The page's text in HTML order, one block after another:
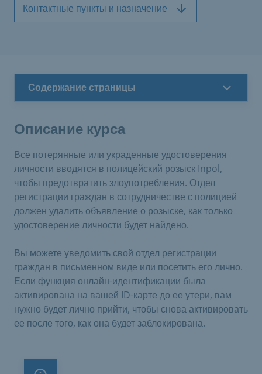
Контактные пункты и назначение
Содержание страницы
Описание курса
Все потерянные или украденные удостоверения
личности вводятся в полицейский розыск Inpol,
чтобы предотвратить злоупотребления. Отдел
регистрации граждан в сотрудничестве с полицией
должен удалить объявление о розыске, как только
удостоверение личности будет найдено.
Вы можете уведомить свой отдел регистрации
граждан в письменном виде или посетить его лично.
Если функция онлайн-идентификации была
активирована на вашей ID-карте до ее утери, вам
нужно будет лично прийти, чтобы снова активировать
ее после того, как она будет заблокирована.